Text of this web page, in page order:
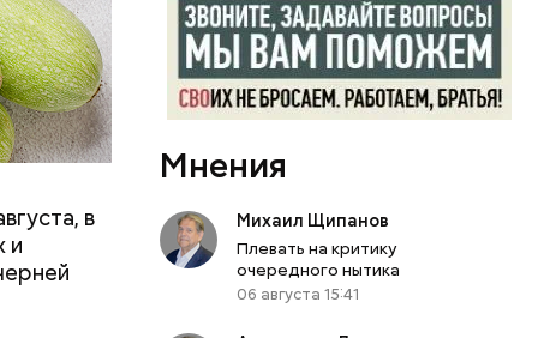
в
и
у
Мнения
Михаил Щипанов
Плевать на критику
очередного нытика
06 августа 15:41